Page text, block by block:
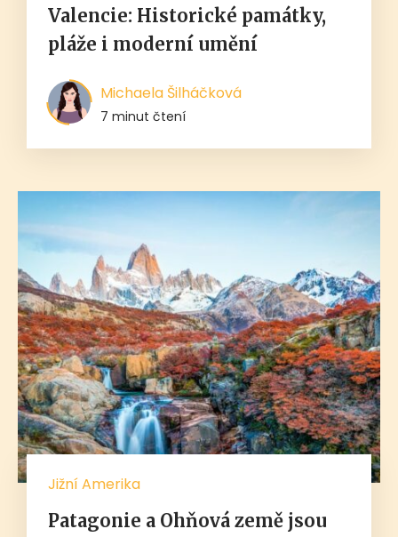
Valencie: Historické památky,
pláže i moderní umění
Michaela Šilháčková
7 minut čtení
Jižní Amerika
Patagonie a Ohňová země jsou